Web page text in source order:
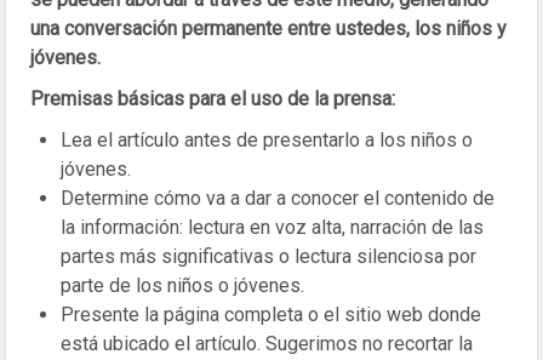
una conversación permanente entre ustedes, los niños y
jóvenes.
Premisas básicas para el uso de la prensa:
Lea el artículo antes de presentarlo a los niños o
jóvenes.
Determine cómo va a dar a conocer el contenido de
la información: lectura en voz alta, narración de las
partes más significativas o lectura silenciosa por
parte de los niños o jóvenes.
Presente la página completa o el sitio web donde
está ubicado el artículo. Sugerimos no recortar la